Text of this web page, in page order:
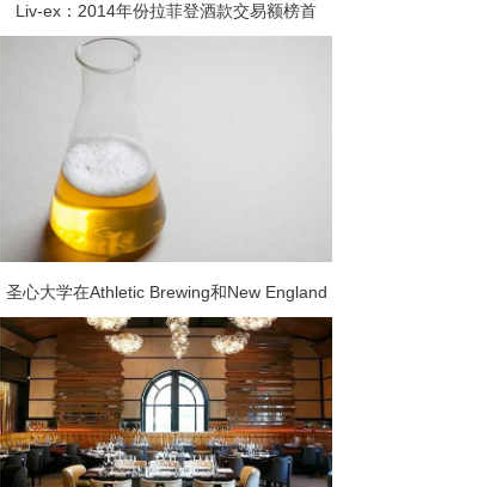
Liv-ex：2014年份拉菲登酒款交易额榜首
圣心大学在Athletic Brewing和New England
Brewing的帮助下颁发了两项多样性酿造奖学
金